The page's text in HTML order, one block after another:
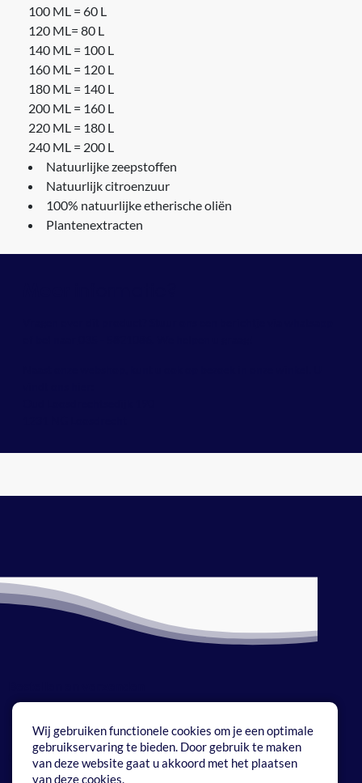
Wij gebruiken functionele cookies om je een optimale
gebruikservaring te bieden. Door gebruik te maken
van deze website gaat u akkoord met het plaatsen
van deze cookies.
100 ML = 60 L
120 ML= 80 L
140 ML = 100 L
160 ML = 120 L
180 ML = 140 L
200 ML = 160 L
220 ML = 180 L
240 ML = 200 L
Natuurlijke zeepstoffen
Natuurlijk citroenzuur
100% natuurlijke etherische oliën
Plantenextracten
Onze service